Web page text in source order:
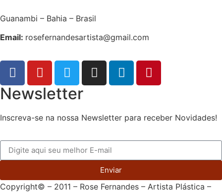
Guanambi – Bahia – Brasil
Email: rosefernandesartista@gmail.com
Newsletter
Inscreva-se na nossa Newsletter para receber Novidades!
Enviar
Copyright© – 2011 – Rose Fernandes – Artista Plástica –